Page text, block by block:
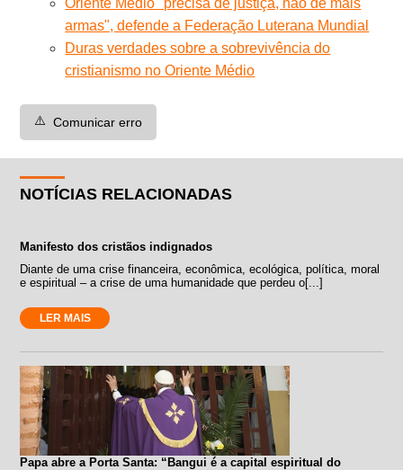
armas", defende a Federação Luterana Mundial
Duras verdades sobre a sobrevivência do
cristianismo no Oriente Médio
⚠️ Comunicar erro
NOTÍCIAS RELACIONADAS
Manifesto dos cristãos indignados
Diante de uma crise financeira, econômica, ecológica, política, moral
e espiritual – a crise de uma humanidade que perdeu o[...]
LER MAIS
Papa abre a Porta Santa: “Bangui é a capital espiritual do